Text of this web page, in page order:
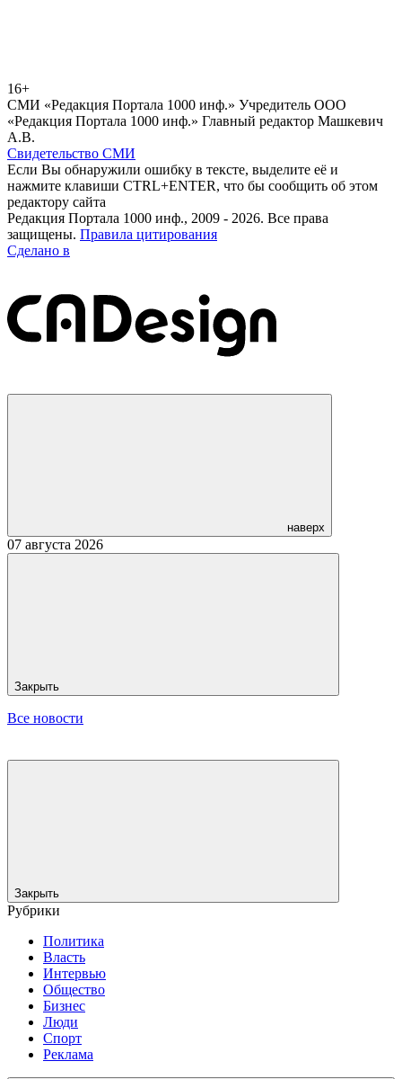
16+
СМИ «Редакция Портала 1000 инф.» Учредитель ООО
«Редакция Портала 1000 инф.» Главный редактор Машкевич
А.В.
Свидетельство СМИ
Если Вы обнаружили ошибку в тексте, выделите её и
нажмите клавиши CTRL+ENTER, что бы сообщить об этом
редактору сайта
Редакция Портала 1000 инф., 2009 - 2026. Все права
защищены. Правила цитирования
Сделано в
наверх
07 августа 2026
Закрыть
Все новости
Закрыть
Рубрики
Политика
Власть
Интервью
Общество
Бизнес
Люди
Спорт
Реклама